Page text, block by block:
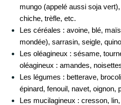
mungo (appelé aussi soja
chiche, trèfle, etc.
Les céréales : avoine, blé,
mondée), sarrasin, seigle,
Les oléagineux : sésame,
oléagineux : amandes,
Les légumes : betterave,
épinard, fenouil, navet, oignon,
Les mucilagineux : cresson,